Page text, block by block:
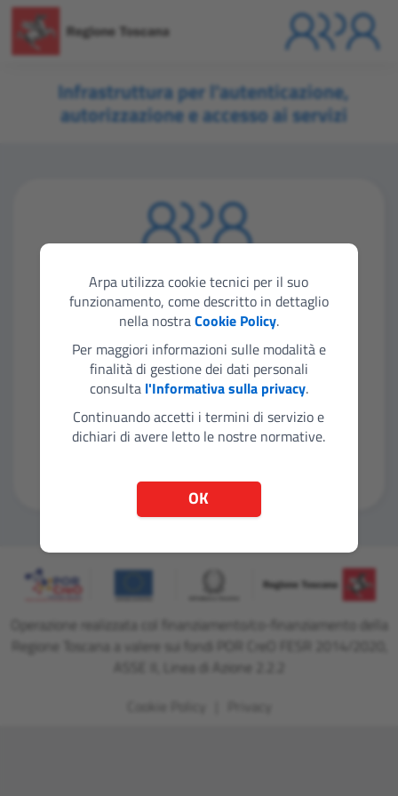
Infrastruttura per l'autenticazione,
autorizzazione e accesso ai servizi
vuoi utilizzare per accedere
Entra con CIE
Operazione realizzata col finanziamento/co-finanziamento della
Regione Toscana a valere sui fondi POR CreO FESR 2014/2020,
Arpa utilizza cookie tecnici per il suo
funzionamento, come descritto in dettaglio
nella nostraCookie Policy.
Per maggiori informazioni sulle modalità e
finalità di gestione dei dati personali
consulta l'Informativa sulla privacy.
Continuando accetti i termini di servizio e
dichiari di avere letto le nostre normative.
OK